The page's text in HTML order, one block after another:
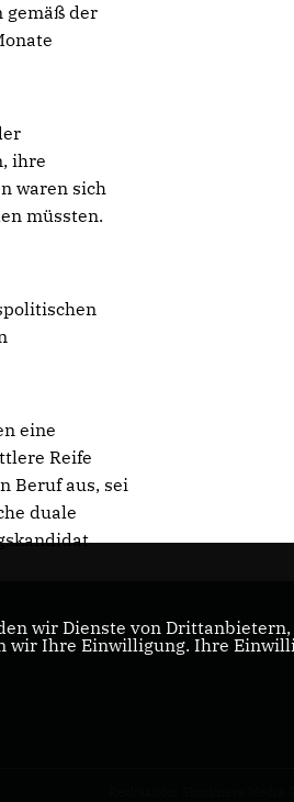
gemäß der
ihre
waren sich
müssten.
eine
Reife
Beruf aus, sei
duale
wir Dienste von
wir Ihre Einwilligung. Ihre